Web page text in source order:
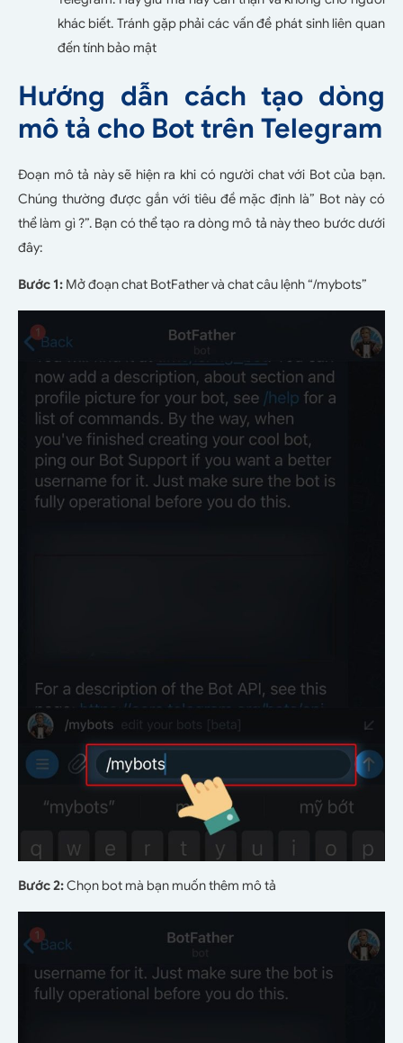
khác biết. Tránh gặp phải các vấn đề phát sinh liên quan
đến tính bảo mật
Hướng dẫn cách tạo dòng
mô tả cho Bot trên Telegram
Đoạn mô tả này sẽ hiện ra khi có người chat với Bot của bạn.
Chúng thường được gắn với tiêu đề mặc định là” Bot này có
thể làm gì ?”. Bạn có thể tạo ra dòng mô tả này theo bước dưới
đây:
Bước 1: Mở đoạn chat BotFather và chat câu lệnh “/mybots”
Bước 2:Chọn bot mà bạn muốn thêm mô tả